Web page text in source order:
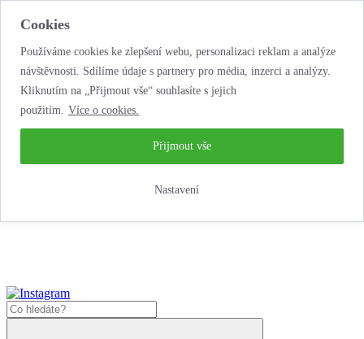
Cookies
Používáme cookies ke zlepšení webu, personalizaci reklam a analýze
návštěvnosti. Sdílíme údaje s partnery pro média, inzerci a analýzy.
Kliknutím na „Přijmout vše“ souhlasíte s jejich
použitím. Více o cookies.
Nastavení
Přijmout vše
...neobyčejná jízda životem!